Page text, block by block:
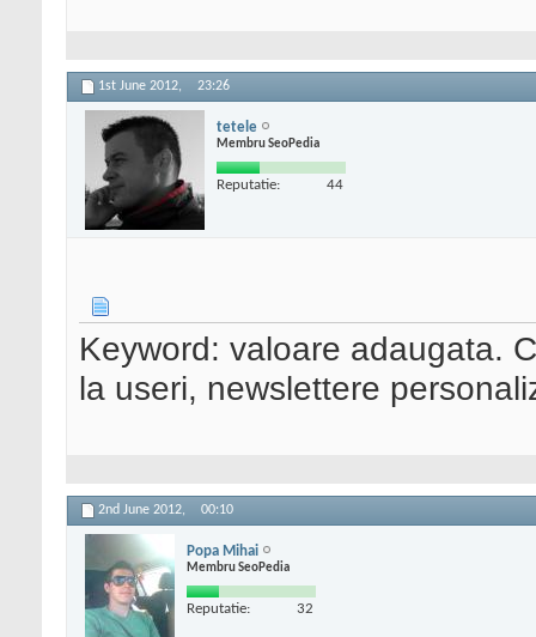
1st June 2012, 23:26
tetele
Membru SeoPedia
Reputatie: 44
Keyword: valoare adaugata.
la useri, newslettere
2nd June 2012, 00:10
Popa Mihai
Membru SeoPedia
Reputatie: 32